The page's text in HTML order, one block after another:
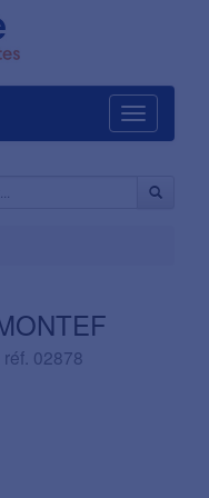
Navigation
réf. 02878